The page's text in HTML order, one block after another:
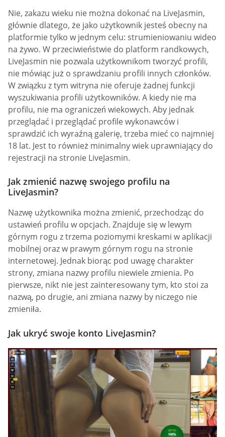
Nie, zakazu wieku nie można dokonać na LiveJasmin,
głównie dlatego, że jako użytkownik jesteś obecny na
platformie tylko w jednym celu: strumieniowaniu wideo
na żywo. W przeciwieństwie do platform randkowych,
LiveJasmin nie pozwala użytkownikom tworzyć profili,
nie mówiąc już o sprawdzaniu profili innych członków.
W związku z tym witryna nie oferuje żadnej funkcji
wyszukiwania profili użytkowników. A kiedy nie ma
profilu, nie ma ograniczeń wiekowych. Aby jednak
przeglądać i przeglądać profile wykonawców i
sprawdzić ich wyraźną galerię, trzeba mieć co najmniej
18 lat. Jest to również minimalny wiek uprawniający do
rejestracji na stronie LiveJasmin.
Jak zmienić nazwę swojego profilu na
LiveJasmin?
Nazwę użytkownika można zmienić, przechodząc do
ustawień profilu w opcjach. Znajduje się w lewym
górnym rogu z trzema poziomymi kreskami w aplikacji
mobilnej oraz w prawym górnym rogu na stronie
internetowej. Jednak biorąc pod uwagę charakter
strony, zmiana nazwy profilu niewiele zmienia. Po
pierwsze, nikt nie jest zainteresowany tym, kto stoi za
nazwą, po drugie, ani zmiana nazwy by niczego nie
zmieniła.
Jak ukryć swoje konto LiveJasmin?